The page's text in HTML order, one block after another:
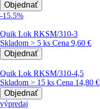
Objednať
-15.5%
Quik Lok RKSM/310-3
Skladom > 5 ks Cena 9,60 €
Objednať
Quik Lok RKSM/310-4,5
Skladom > 15 ks Cena 14,80 €
Objednať
výpredaj